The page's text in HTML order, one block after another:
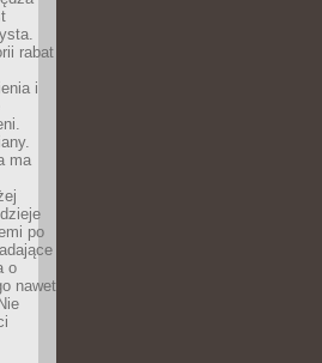
rabat
i
ma
po
o
nawet